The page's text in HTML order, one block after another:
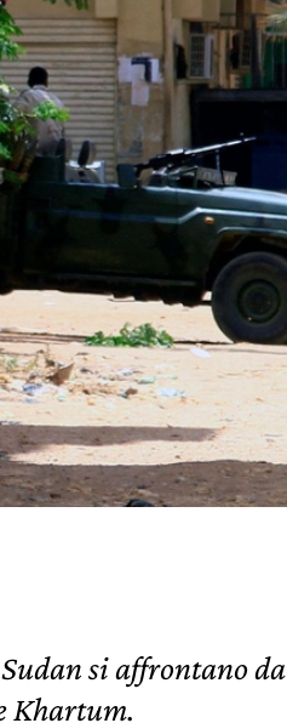
si affrontano da
Khartum.